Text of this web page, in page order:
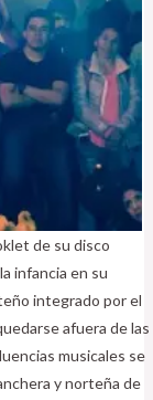
de su disco
infancia en su
integrado por el
afuera de las
musicales se
y norteña de